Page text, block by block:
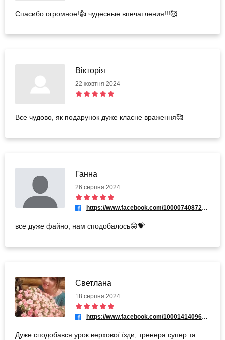
Спасибо огромное!👍 чудесные впечатления!!!🥰
Вікторія
22 жовтня 2024
Все чудово, як подарунок дуже класне враження🥰
Ганна
26 серпня 2024
https://www.facebook.com/100007408726759
все дуже файно, нам сподобалось😛💝
Светлана
18 серпня 2024
https://www.facebook.com/100014140967285
Дуже сподобався урок верхової їзди, тренера супер та